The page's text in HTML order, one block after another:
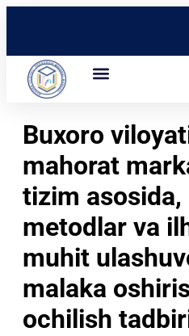
Buxoro
mahorat
tizim
metodlar va
muhit
malaka
ochilish